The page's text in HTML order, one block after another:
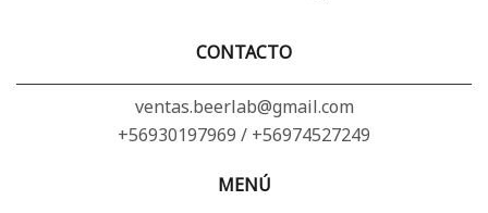
CONTACTO
ventas.beerlab@gmail.com
+56930197969 / +56974527249
MENÚ